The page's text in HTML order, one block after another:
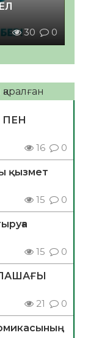
30 0
ПЕН
16 0
қызмет
15 0
15 0
21 0